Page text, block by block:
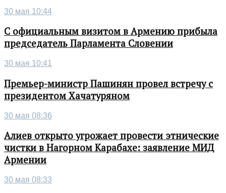
30 мая 10:44
С официальным визитом в Армению прибыла
председатель Парламента Словении
30 мая 10:41
Премьер-министр Пашинян провел встречу с
президентом Хачатуряном
30 мая 08:36
Алиев открыто угрожает провести этнические
чистки в Нагорном Карабахе: заявление МИД
Армении
30 мая 08:33